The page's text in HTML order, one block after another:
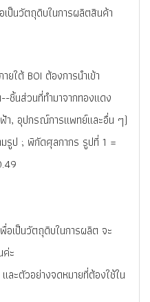
เป็นวัตถุดิบในการผลิตสินค้า
ยใต้ BOI ต้องการนำเข้า
ชิ้นส่วนที่ทำมาจากทองแดง
า, อุปกรณ์การแพทย์และอื่น ๆ)
รูป ; พิกัดศุลกากร รูปที่ 1 =
อเป็นวัตถุดิบในการผลิต จะ
ค่ะ
ละตัวอย่างจดหมายที่ต้องใช้ใน